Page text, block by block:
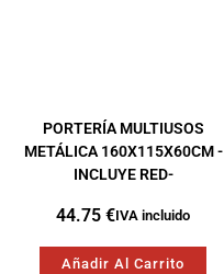
PORTERÍA MULTIUSOS
METÁLICA 160X115X60CM -
INCLUYE RED-
44.75 €IVA incluido
Añadir Al Carrito